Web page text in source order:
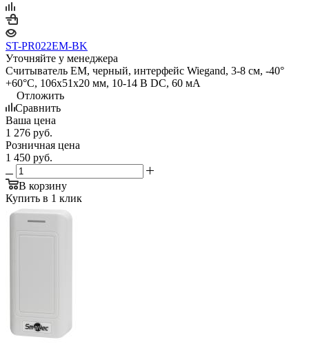
ST-PR022EM-BK
Уточняйте у менеджера
Считыватель EM, черный, интерфейс Wiegand, 3-8 см, -40°
+60°С, 106x51x20 мм, 10-14 В DC, 60 мA
Отложить
Сравнить
Ваша цена
1 276 руб.
Розничная цена
1 450 руб.
В корзину
Купить в 1 клик